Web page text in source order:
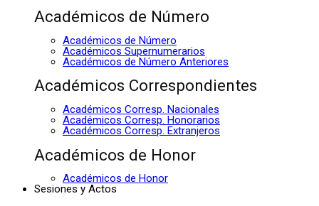
Académicos de Número
Académicos de Número
Académicos Supernumerarios
Académicos de Número Anteriores
Académicos Correspondientes
Académicos Corresp. Nacionales
Académicos Corresp. Honorarios
Académicos Corresp. Extranjeros
Académicos de Honor
Académicos de Honor
Sesiones y Actos